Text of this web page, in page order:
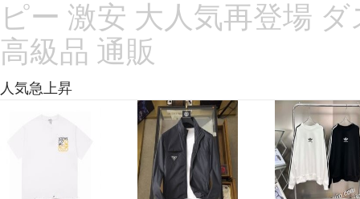
ピー 激安 大人気再登場
高級品 通販
人気急上昇